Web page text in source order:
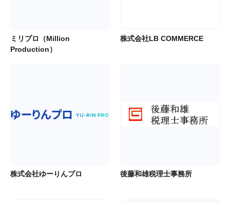
ミリプロ（Million
Production）
株式会社LB COMMERCE
株式会社ゆーりんプロ 後藤和雄税理士事務所